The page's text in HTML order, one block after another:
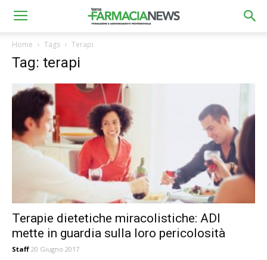
Home Tags Terapi
Tag: terapi
Terapie dietetiche miracolistiche: ADI
mette in guardia sulla loro pericolosità
Staff 20 Giugno 2017